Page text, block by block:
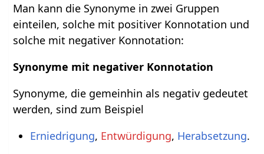
Man kann die Synonyme in zwei Gruppen
einteilen, solche mit positiver Konnotation und
solche mit negativer Konnotation:
Synonyme mit negativer Konnotation
Synonyme, die gemeinhin als negativ gedeutet
werden, sind zum Beispiel
Erniedrigung, Entwürdigung, Herabsetzung.